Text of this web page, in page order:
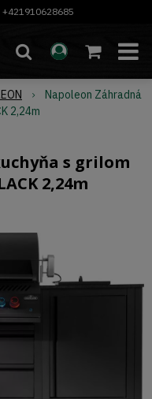
+421910628685
Napoleon Záhradná
2,24m
s grilom
2,24m